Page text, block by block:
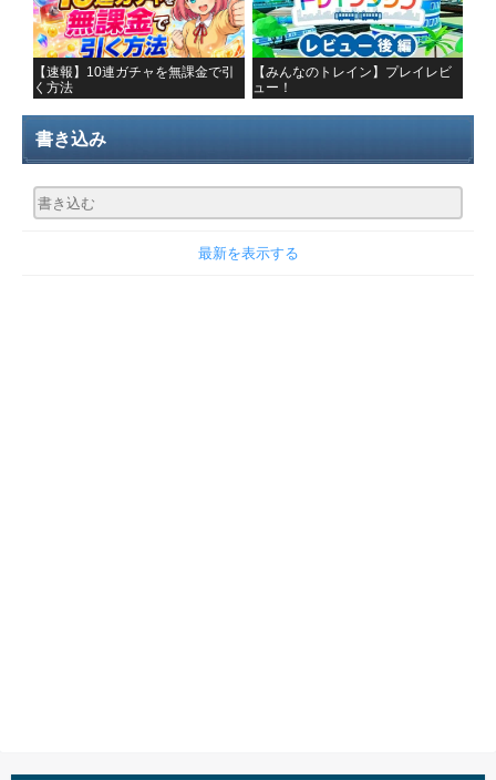
【速報】10連ガチャを無課金で引
く方法
【みんなのトレイン】プレイレビ
ュー！
書き込み
最新を表示する